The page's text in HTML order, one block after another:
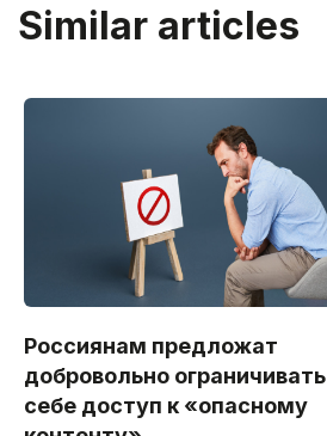
Similar articles
Россиянам предложат
добровольно ограничивать
себе доступ к «опасному